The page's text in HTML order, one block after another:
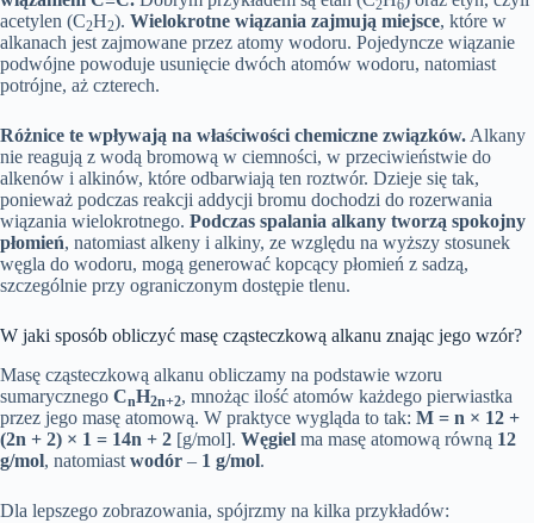
2 6
acetylen (C2H2). Wielokrotne wiązania zajmują miejsce, które w
alkanach jest zajmowane przez atomy wodoru. Pojedyncze wiązanie
podwójne powoduje usunięcie dwóch atomów wodoru, natomiast
potrójne, aż czterech.
Różnice te wpływają na właściwości chemiczne związków. Alkany
nie reagują z wodą bromową w ciemności, w przeciwieństwie do
alkenów i alkinów, które odbarwiają ten roztwór. Dzieje się tak,
ponieważ podczas reakcji addycji bromu dochodzi do rozerwania
wiązania wielokrotnego. Podczas spalania alkany tworzą spokojny
płomień, natomiast alkeny i alkiny, ze względu na wyższy stosunek
węgla do wodoru, mogą generować kopcący płomień z sadzą,
szczególnie przy ograniczonym dostępie tlenu.
W jaki sposób obliczyć masę cząsteczkową alkanu znając jego wzór?
Masę cząsteczkową alkanu obliczamy na podstawie wzoru
sumarycznego CnH2n+2, mnożąc ilość atomów każdego pierwiastka
przez jego masę atomową. W praktyce wygląda to tak: M = n × 12 +
(2n + 2) × 1 = 14n + 2 [g/mol]. Węgiel ma masę atomową równą 12
g/mol, natomiast wodór – 1 g/mol.
Dla lepszego zobrazowania, spójrzmy na kilka przykładów: